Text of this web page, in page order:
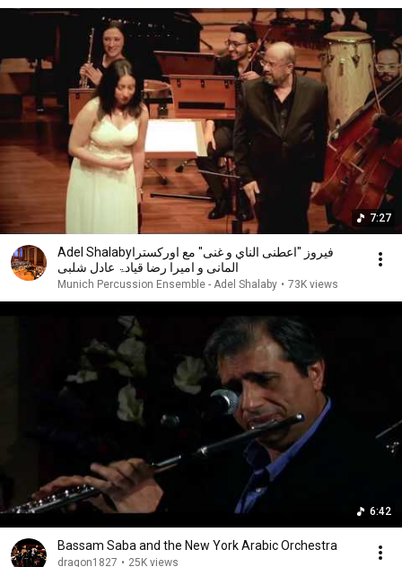
7:27
Adel Shalabyفیروز "اعطنی الناي و غنی" مع اوركسترا
المانی و امیرا رضا قیادۃ عادل شلبی
Munich Percussion Ensemble - Adel Shalaby • 73K views
6:42
Bassam Saba and the New York Arabic Orchestra
dragon1827 • 25K views